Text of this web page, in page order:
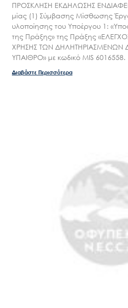
ΠΡΟΣΚΛΗΣΗ ΕΚΔΗΛΩΣΗΣ
μίας (1) Σύμβασης Μίσθωσης
υλοποίησης του Υποέργου 1:
της Πράξης» της Πράξης
ΧΡΗΣΗΣ ΤΩΝ
ΥΠΑΙΘΡΟ» με κωδικό MIS 6016558.
Διαβάστε Περισσότερα